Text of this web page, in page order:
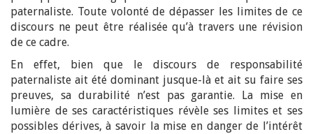
paternaliste. Toute volonté de dépasser les limites de ce
discours ne peut être réalisée qu’à travers une révision
de ce cadre.
En effet, bien que le discours de responsabilité
paternaliste ait été dominant jusque-là et ait su faire ses
preuves, sa durabilité n’est pas garantie. La mise en
lumière de ses caractéristiques révèle ses limites et ses
possibles dérives, à savoir la mise en danger de l’intérêt